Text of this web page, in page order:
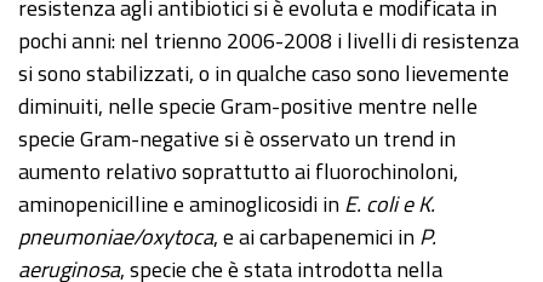
resistenza agli antibiotici si è evoluta e modificata in
pochi anni: nel trienno 2006-2008 i livelli di resistenza
si sono stabilizzati, o in qualche caso sono lievemente
diminuiti, nelle specie Gram-positive mentre nelle
specie Gram-negative si è osservato un trend in
aumento relativo soprattutto ai fluorochinoloni,
aminopenicilline e aminoglicosidi inE. coli e K.
pneumoniae/oxytoca, e ai carbapenemici inP.
aeruginosa, specie che è stata introdotta nella